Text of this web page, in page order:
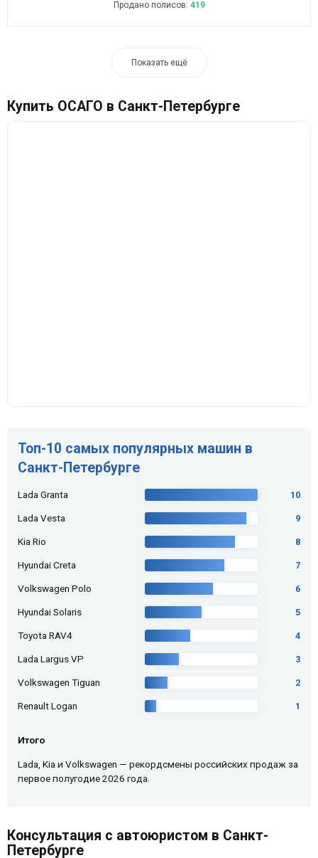
Продано полисов: 419
Показать ещё
Купить ОСАГО в Санкт-Петербурге
Топ-10 самых популярных машин в
Санкт-Петербурге
Lada Granta 10
Lada Vesta 9
Kia Rio 8
Hyundai Creta 7
Volkswagen Polo 6
Hyundai Solaris 5
Toyota RAV4 4
Lada Largus VP 3
Volkswagen Tiguan 2
Renault Logan 1
Итого
Lada, Kia и Volkswagen — рекордсмены российских продаж за
первое полугодие 2026 года.
Консультация с автоюристом в Санкт-
Петербурге